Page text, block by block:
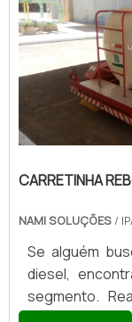
profissionais
assertividade
os resultados
SOBRE
CARRETINHA
NAMI SOLUÇÕES /
Se alguém
diesel,
segmento.